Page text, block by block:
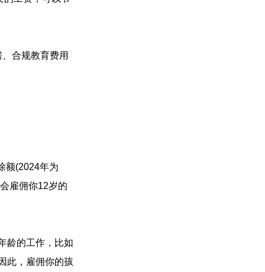
合规教育费用
额(2024年为
雇佣你12岁的
龄的工作，比如
此，雇佣你的孩